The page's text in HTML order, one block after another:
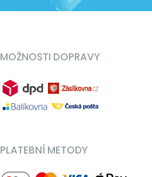
MOŽNOSTI DOPRAVY
PLATEBNÍ METODY